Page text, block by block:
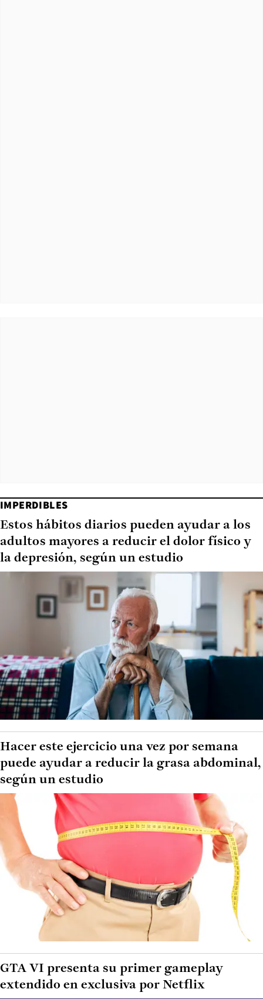
IMPERDIBLES
Estos hábitos diarios pueden ayudar a los
adultos mayores a reducir el dolor físico y
la depresión, según un estudio
Hacer este ejercicio una vez por semana
puede ayudar a reducir la grasa abdominal,
según un estudio
GTA VI presenta su primer gameplay
extendido en exclusiva por Netflix